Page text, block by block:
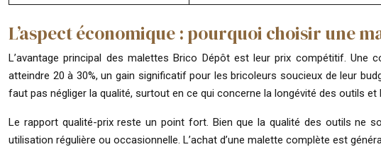
L’aspect économique : pourquoi choisir une
L’avantage principal des malettes Brico Dépôt est leur prix compétitif.
atteindre 20 à 30%, un gain significatif pour les bricoleurs soucieux de leur
faut pas négliger la qualité, surtout en ce qui concerne la longévité des outils et
Le rapport qualité-prix reste un point fort. Bien que la qualité des outils ne
utilisation régulière ou occasionnelle. L’achat d’une malette complète est